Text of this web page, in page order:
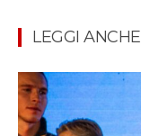
LEGGI ANCHE